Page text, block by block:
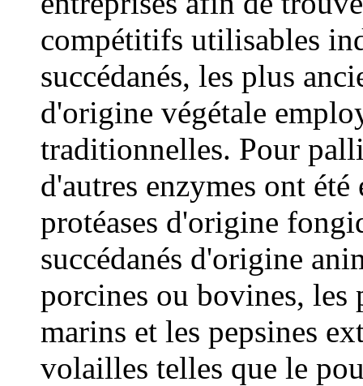
compétitifs utilisables
succédanés, les plus
d'origine végétale
traditionnelles. Pour
d'autres enzymes ont
protéases d'origine
succédanés d'origine
porcines ou bovines, les
marins et les pepsines
volailles telles que le